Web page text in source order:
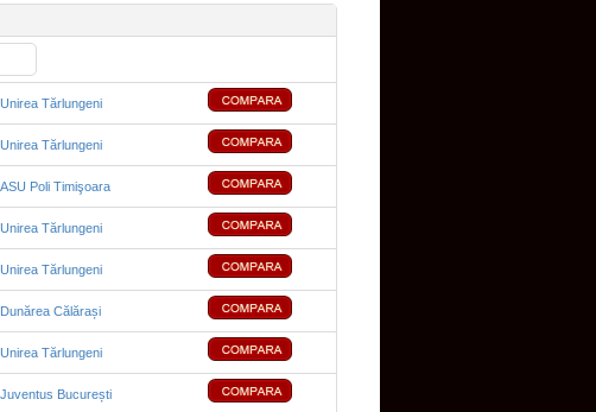
Unirea Tărlungeni
Unirea Tărlungeni
ASU Poli Timişoara
Unirea Tărlungeni
Unirea Tărlungeni
Dunărea Călărași
Unirea Tărlungeni
Juventus București